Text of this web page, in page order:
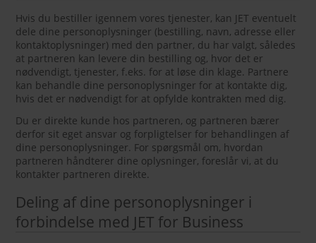
Hvis du bestiller igennem vores tjenester, kan JET eventuelt
dele dine personoplysninger (bestilling, navn, adresse eller
kontaktoplysninger) med den partner, du har valgt, således
at partneren kan levere din bestilling og, hvor det er
nødvendigt, tjenester, f.eks. for at løse din klage. Partnere
kan behandle dine personoplysninger for at kontakte dig,
hvis det er nødvendigt for at opfylde kontrakten med dig.
Du er direkte kunde hos partneren, og partneren bærer
derfor sit eget ansvar og forpligtelser for behandlingen af
dine personoplysninger. For spørgsmål om, hvordan
partneren håndterer dine oplysninger, foreslår vi, at du
kontakter partneren direkte.
Deling af dine personoplysninger i
forbindelse med JET for Business